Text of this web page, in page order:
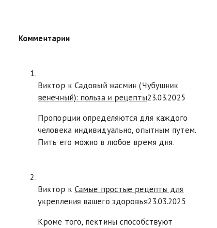
Комментарии
Виктор к Садовый жасмин (Чубушник
венечный): польза и рецепты23.03.2025
Пропорции определяются для каждого
человека индивидуально, опытным путем.
Пить его можно в любое время дня.
Виктор к Самые простые рецепты для
укрепления вашего здоровья23.03.2025
Кроме того, пектины способствуют